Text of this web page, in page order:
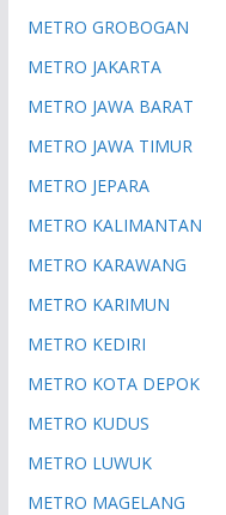
METRO GROBOGAN
METRO JAKARTA
METRO JAWA BARAT
METRO JAWA TIMUR
METRO JEPARA
METRO KALIMANTAN
METRO KARAWANG
METRO KARIMUN
METRO KEDIRI
METRO KOTA DEPOK
METRO KUDUS
METRO LUWUK
METRO MAGELANG